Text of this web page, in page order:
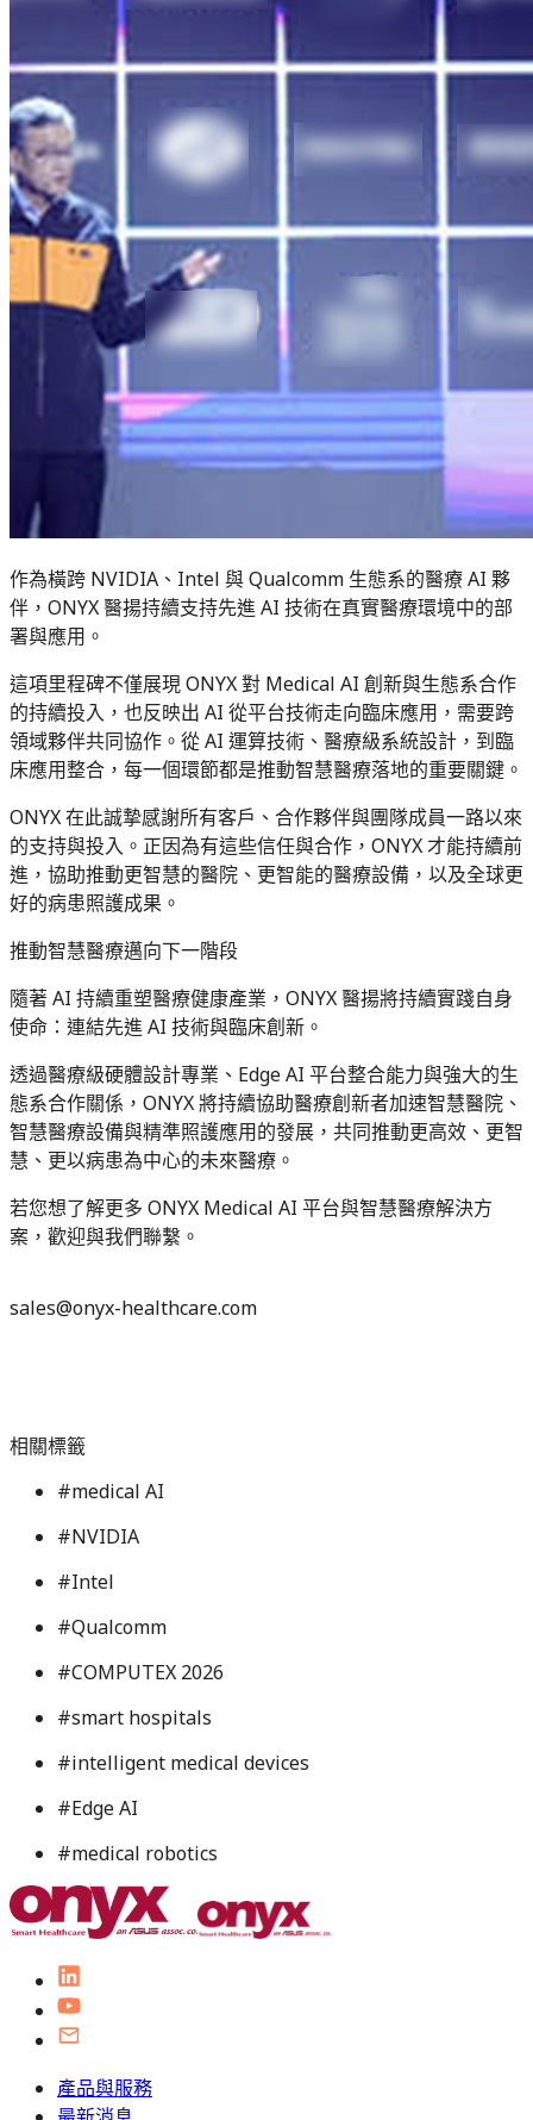
作為橫跨 NVIDIA、Intel 與 Qualcomm 生態系的醫療 AI 夥
伴，ONYX 醫揚持續支持先進 AI 技術在真實醫療環境中的部
署與應用。
這項里程碑不僅展現 ONYX 對 Medical AI 創新與生態系合作
的持續投入，也反映出 AI 從平台技術走向臨床應用，需要跨
領域夥伴共同協作。從 AI 運算技術、醫療級系統設計，到臨
床應用整合，每一個環節都是推動智慧醫療落地的重要關鍵。
ONYX 在此誠摯感謝所有客戶、合作夥伴與團隊成員一路以來
的支持與投入。正因為有這些信任與合作，ONYX 才能持續前
進，協助推動更智慧的醫院、更智能的醫療設備，以及全球更
好的病患照護成果。
推動智慧醫療邁向下一階段
隨著 AI 持續重塑醫療健康產業，ONYX 醫揚將持續實踐自身
使命：連結先進 AI 技術與臨床創新。
透過醫療級硬體設計專業、Edge AI 平台整合能力與強大的生
態系合作關係，ONYX 將持續協助醫療創新者加速智慧醫院、
智慧醫療設備與精準照護應用的發展，共同推動更高效、更智
慧、更以病患為中心的未來醫療。
若您想了解更多 ONYX Medical AI 平台與智慧醫療解決方
案，歡迎與我們聯繫。
sales@onyx-healthcare.com
相關標籤
#medical AI
#NVIDIA
#Intel
#Qualcomm
#COMPUTEX 2026
#smart hospitals
#intelligent medical devices
#Edge AI
#medical robotics
產品與服務